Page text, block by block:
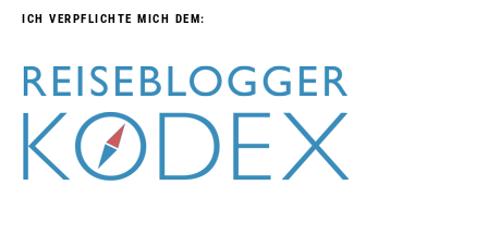
ICH VERPFLICHTE MICH DEM: